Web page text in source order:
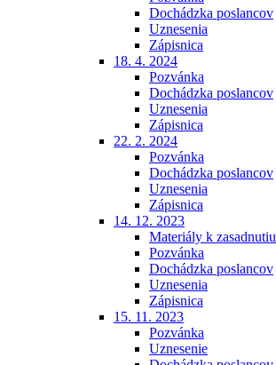
Dochádzka poslancov
Uznesenia
Zápisnica
18. 4. 2024
Pozvánka
Dochádzka poslancov
Uznesenia
Zápisnica
22. 2. 2024
Pozvánka
Dochádzka poslancov
Uznesenia
Zápisnica
14. 12. 2023
Materiály k zasadnutiu
Pozvánka
Dochádzka poslancov
Uznesenia
Zápisnica
15. 11. 2023
Pozvánka
Uznesenie